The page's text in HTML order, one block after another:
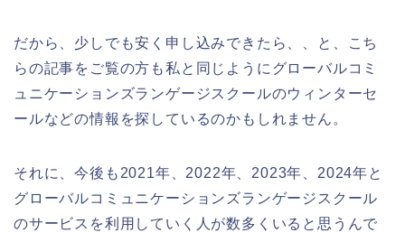
だから、少しでも安く申し込みできたら、、と、こち
らの記事をご覧の方も私と同じようにグローバルコミ
ュニケーションズランゲージスクールのウィンターセ
ールなどの情報を探しているのかもしれません。
それに、今後も2021年、2022年、2023年、2024年と
グローバルコミュニケーションズランゲージスクール
のサービスを利用していく人が数多くいると思うんで